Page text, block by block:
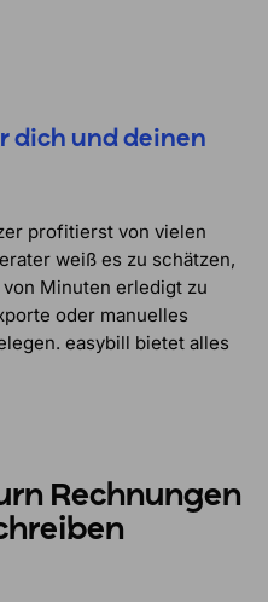
dich und deinen
profitierst von vielen
weiß es zu schätzen,
Minuten erledigt zu
oder manuelles
easybill bietet alles
Rechnungen